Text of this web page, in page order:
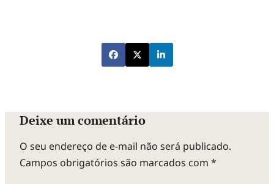
Deixe um comentário
O seu endereço de e-mail não será publicado.
Campos obrigatórios são marcados com *